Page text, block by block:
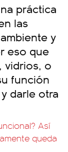
práctica
las
y
eso que
vidrios, o
función
darle otra
Así
queda